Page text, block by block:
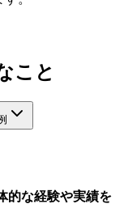
こと
的な経験や実績を